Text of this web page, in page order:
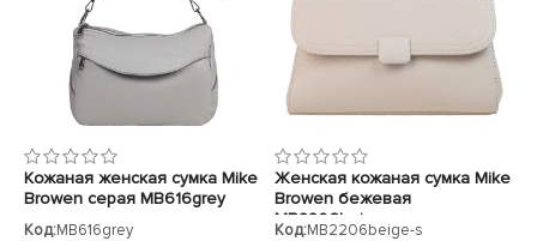
Кожаная женская сумка Mike
Browen серая MB616grey
Код:MB616grey
Женская кожаная сумка Mike
Browen бежевая
MB2206beige
Код:MB2206beige-s